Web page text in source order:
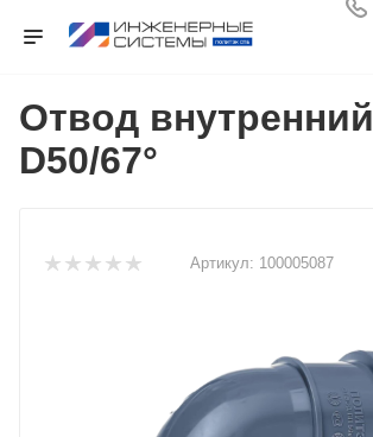
Отвод внутренний
D50/67°
Артикул: 100005087